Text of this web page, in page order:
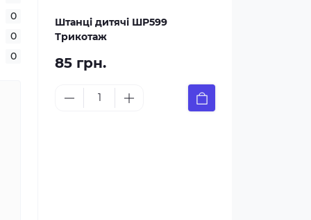
0
0
0
Штанці дитячі ШР599
Трикотаж
85 грн.